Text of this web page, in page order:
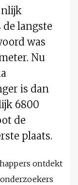
de langste
was
Nu
is dan
6800
de
plaats.
ontdekt
onderzoekers